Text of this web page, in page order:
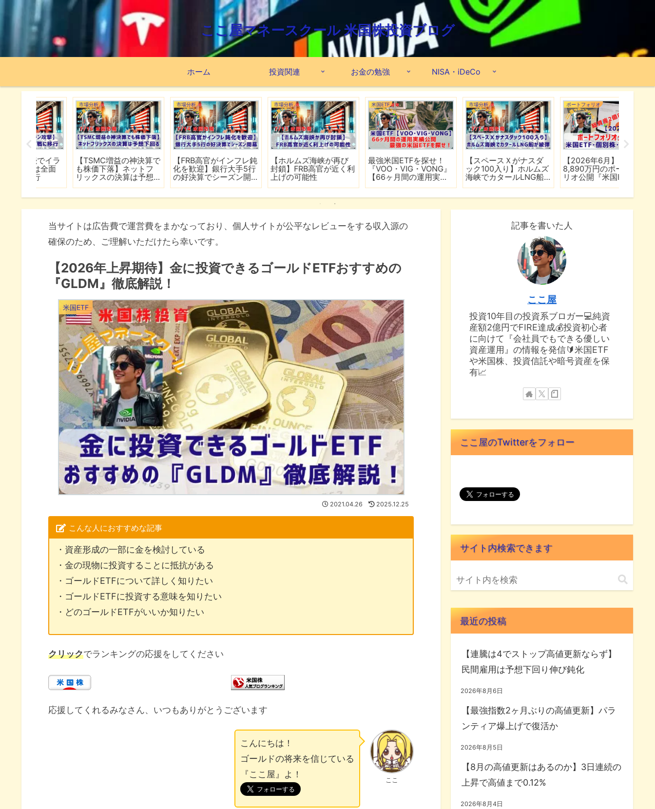
ここ屋マネースクール 米国株投資ブログ
ホーム 投資関連 お金の勉強 NISA・iDeCo
市場分析
【TSMC増益の神決算で
も株価下落】ネットフ
リックスの決算は予想
市場分析
【FRB高官がインフレ鈍
化を歓迎】銀行大手5行
の好決算でシーズン開
市場分析
【ホルムズ海峡が再び
封鎖】FRB高官が近く利
上げの可能性
米国ETF
最強米国ETFを探せ！
『VOO・VIG・VONG』
【66ヶ月間の運用実績
市場分析
【スペースＸがナスダ
ック100入り】ホルムズ
海峡でカタールLNG船
ポートフォリオ
【2026年6月】2億
8,890万円のポートフォ
リオ公開『米国ETF・個
当サイトは広告費で運営費をまかなっており、個人サイトが公平なレビューをする収入源の
確保のため、ご理解いただけたら幸いです。
【2026年上昇期待】金に投資できるゴールドETFおすすめの
『GLDM』徹底解説！
米国ETF
2021.04.26 2025.12.25
こんな人におすすめな記事
・資産形成の一部に金を検討している
・金の現物に投資することに抵抗がある
・ゴールドETFについて詳しく知りたい
・ゴールドETFに投資する意味を知りたい
・どのゴールドETFがいいか知りたい
クリックでランキングの応援をしてください
応援してくれるみなさん、いつもありがとうございます
ここ
こんにちは！
ゴールドの将来を信じている
『ここ屋』よ！
記事を書いた人
ここ屋
投資10年目の投資系ブロガー💻純資
産額2億円でFIRE達成💰投資初心者
に向けて『会社員でもできる優しい
資産運用』の情報を発信🔰米国ETF
や米国株、投資信託や暗号資産を保
有📈
ここ屋のTwitterをフォロー
サイト内検索できます
最近の投稿
【連騰は4でストップ高値更新ならず】
民間雇用は予想下回り伸び鈍化
2026年8月6日
【最強指数2ヶ月ぶりの高値更新】パラ
ンティア爆上げで復活か
2026年8月5日
【8月の高値更新はあるのか】3日連続の
上昇で高値まで0.12%
2026年8月4日